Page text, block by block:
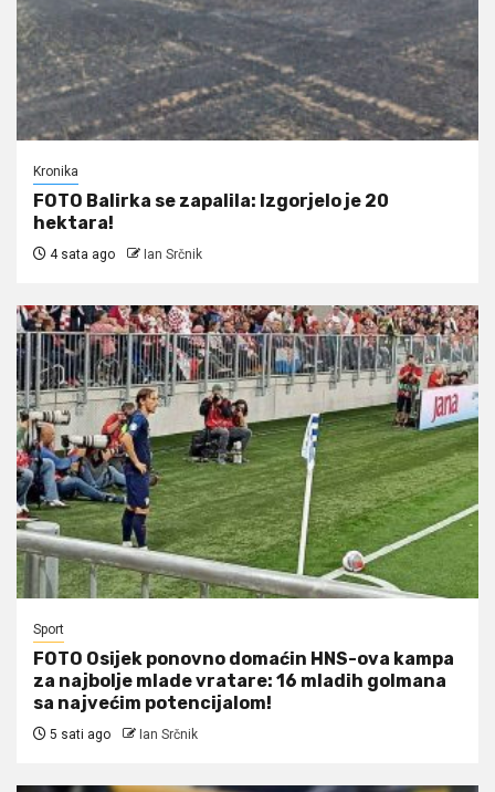
Kronika
FOTO Balirka se zapalila: Izgorjelo je 20
hektara!
4 sata ago Ian Srčnik
Sport
FOTO Osijek ponovno domaćin HNS-ova kampa
za najbolje mlade vratare: 16 mladih golmana
sa najvećim potencijalom!
5 sati ago Ian Srčnik